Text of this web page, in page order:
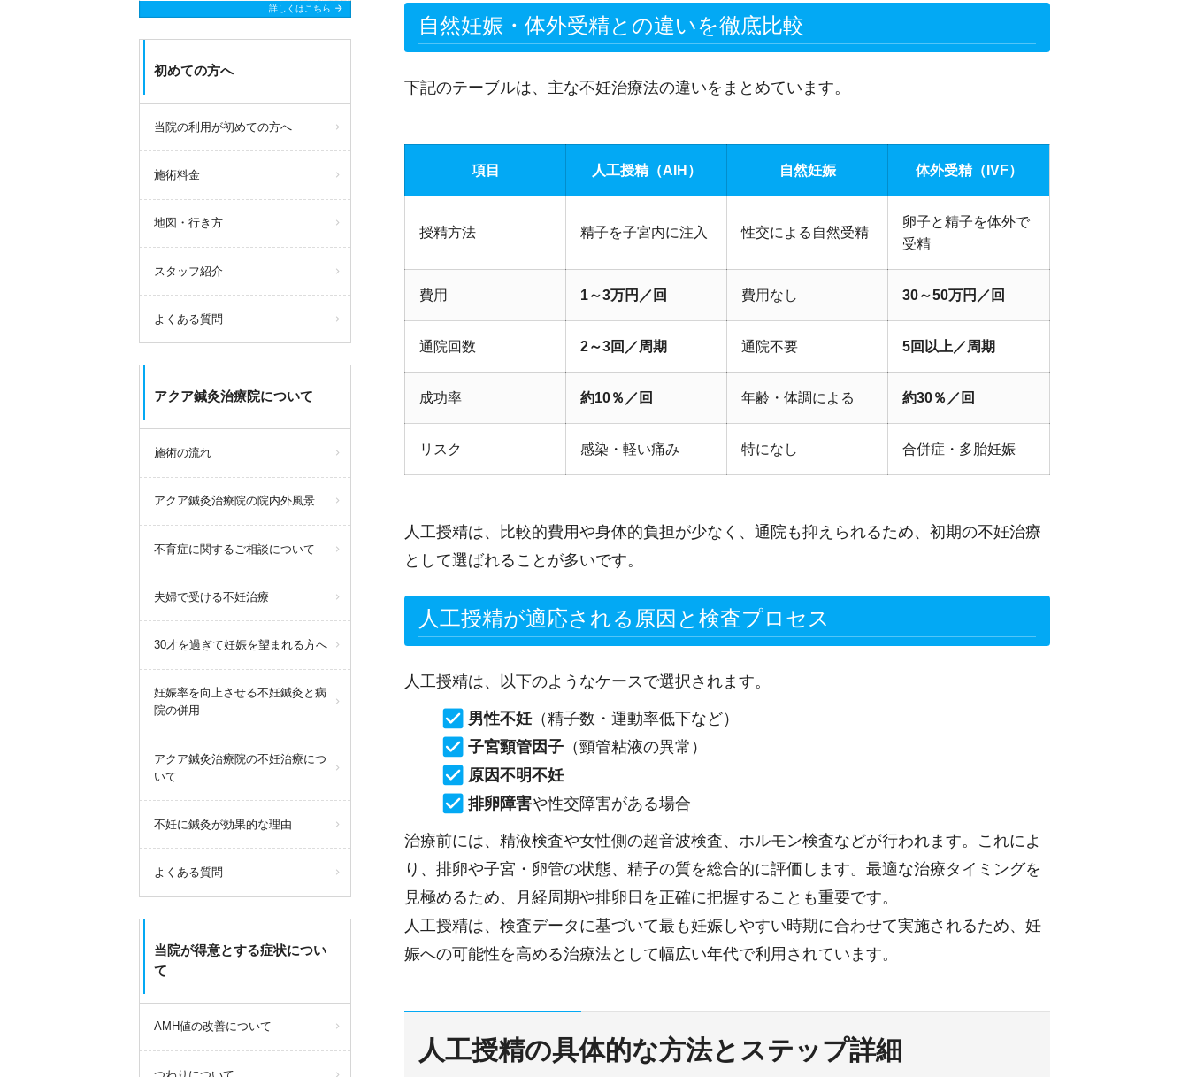
自然妊娠・体外受精との違いを徹底比較
下記のテーブルは、主な不妊治療法の違いをまとめています。
項目 人工授精（AIH） 自然妊娠 体外受精（IVF）
授精方法 精子を子宮内に注入 性交による自然受精
卵子と精子を体外で
受精
費用 1～3万円／回 費用なし 30～50万円／回
通院回数 2～3回／周期 通院不要 5回以上／周期
成功率 約10％／回 年齢・体調による 約30％／回
リスク 感染・軽い痛み 特になし 合併症・多胎妊娠
人工授精は、比較的費用や身体的負担が少なく、通院も抑えられるため、初期の不妊治療
として選ばれることが多いです。
人工授精が適応される原因と検査プロセス
人工授精は、以下のようなケースで選択されます。
男性不妊（精子数・運動率低下など）
子宮頸管因子（頸管粘液の異常）
原因不明不妊
排卵障害や性交障害がある場合
治療前には、精液検査や女性側の超音波検査、ホルモン検査などが行われます。これによ
り、排卵や子宮・卵管の状態、精子の質を総合的に評価します。最適な治療タイミングを
見極めるため、月経周期や排卵日を正確に把握することも重要です。
人工授精は、検査データに基づいて最も妊娠しやすい時期に合わせて実施されるため、妊
娠への可能性を高める治療法として幅広い年代で利用されています。
人工授精の具体的な方法とステップ詳細
詳しくはこちら arrow_forward
初めての方へ
当院の利用が初めての方へ
施術料金
地図・行き方
スタッフ紹介
よくある質問
アクア鍼灸治療院について
施術の流れ
アクア鍼灸治療院の院内外風景
不育症に関するご相談について
夫婦で受ける不妊治療
30才を過ぎて妊娠を望まれる方へ
妊娠率を向上させる不妊鍼灸と病
院の併用
アクア鍼灸治療院の不妊治療につ
いて
不妊に鍼灸が効果的な理由
よくある質問
当院が得意とする症状につい
て
AMH値の改善について